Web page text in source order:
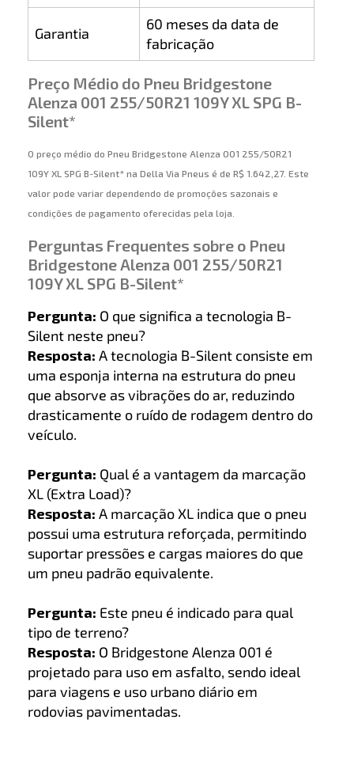
Garantia
60 meses da data de
fabricação
Preço Médio do Pneu Bridgestone
Alenza 001 255/50R21 109Y XL SPG B-
Silent*
O preço médio do Pneu Bridgestone Alenza 001 255/50R21
109Y XL SPG B-Silent* na Della Via Pneus é de R$ 1.642,27. Este
valor pode variar dependendo de promoções sazonais e
condições de pagamento oferecidas pela loja.
Perguntas Frequentes sobre o Pneu
Bridgestone Alenza 001 255/50R21
109Y XL SPG B-Silent*
Pergunta: O que significa a tecnologia B-
Silent neste pneu?
Resposta: A tecnologia B-Silent consiste em
uma esponja interna na estrutura do pneu
que absorve as vibrações do ar, reduzindo
drasticamente o ruído de rodagem dentro do
veículo.
Pergunta: Qual é a vantagem da marcação
XL (Extra Load)?
Resposta: A marcação XL indica que o pneu
possui uma estrutura reforçada, permitindo
suportar pressões e cargas maiores do que
um pneu padrão equivalente.
Pergunta: Este pneu é indicado para qual
tipo de terreno?
Resposta: O Bridgestone Alenza 001 é
projetado para uso em asfalto, sendo ideal
para viagens e uso urbano diário em
rodovias pavimentadas.